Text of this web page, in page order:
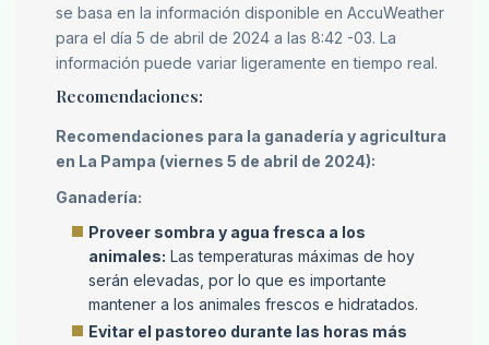
se basa en la información disponible en AccuWeather
para el día 5 de abril de 2024 a las 8:42 -03. La
información puede variar ligeramente en tiempo real.
Recomendaciones:
Recomendaciones para la ganadería y agricultura
en La Pampa (viernes 5 de abril de 2024):
Ganadería:
Proveer sombra y agua fresca a los
animales: Las temperaturas máximas de hoy
serán elevadas, por lo que es importante
mantener a los animales frescos e hidratados.
Evitar el pastoreo durante las horas más